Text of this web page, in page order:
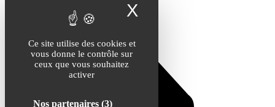
Ce site utilise des cookies et
vous donne le contrôle sur
ceux que vous souhaitez
activer
Nos partenaires (3)
X